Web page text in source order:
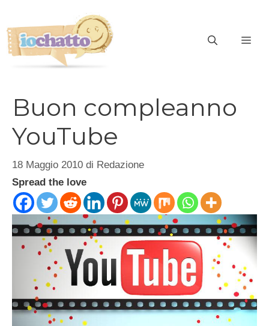
contenuto
Buon compleanno
YouTube
18 Maggio 2010 di Redazione
Spread the love